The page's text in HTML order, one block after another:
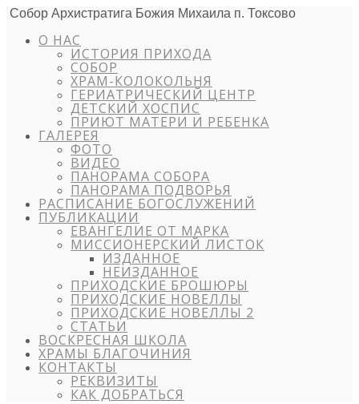
Собор Архистратига Божия Михаила п. Токсово
О НАС
ИСТОРИЯ ПРИХОДА
СОБОР
ХРАМ-КОЛОКОЛЬНЯ
ГЕРИАТРИЧЕСКИЙ ЦЕНТР
ДЕТСКИЙ ХОСПИС
ПРИЮТ МАТЕРИ И РЕБЕНКА
ГАЛЕРЕЯ
ФОТО
ВИДЕО
ПАНОРАМА СОБОРА
ПАНОРАМА ПОДВОРЬЯ
РАСПИСАНИЕ БОГОСЛУЖЕНИЙ
ПУБЛИКАЦИИ
ЕВАНГЕЛИЕ ОТ МАРКА
МИССИОНЕРСКИЙ ЛИСТОК
ИЗДАННОЕ
НЕИЗДАННОЕ
ПРИХОДСКИЕ БРОШЮРЫ
ПРИХОДСКИЕ НОВЕЛЛЫ
ПРИХОДСКИЕ НОВЕЛЛЫ 2
СТАТЬИ
ВОСКРЕСНАЯ ШКОЛА
ХРАМЫ БЛАГОЧИНИЯ
КОНТАКТЫ
РЕКВИЗИТЫ
КАК ДОБРАТЬСЯ